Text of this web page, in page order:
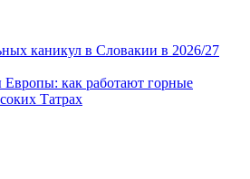
каникул в Словакии в 2026/27
как работают горные
Татрах